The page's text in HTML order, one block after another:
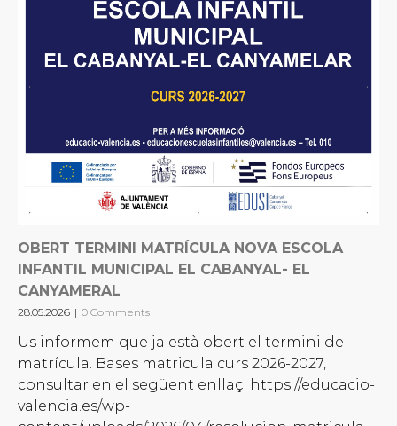
OBERT TERMINI MATRÍCULA NOVA ESCOLA
INFANTIL MUNICIPAL EL CABANYAL- EL
CANYAMERAL
28.05.2026 | 0 Comments
Us informem que ja està obert el termini de
matrícula. Bases matricula curs 2026-2027,
consultar en el següent enllaç: https://educacio-
valencia.es/wp-